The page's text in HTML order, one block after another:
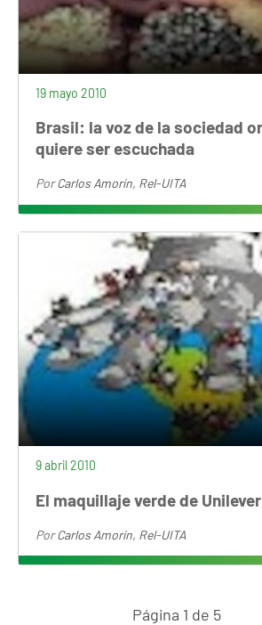
19 mayo 2010
Brasil: la voz de la sociedad
quiere ser escuchada
PorCarlos Amorín, Rel-UITA
9 abril 2010
El maquillaje verde de Unilever
PorCarlos Amorín, Rel-UITA
Página 1 de 5